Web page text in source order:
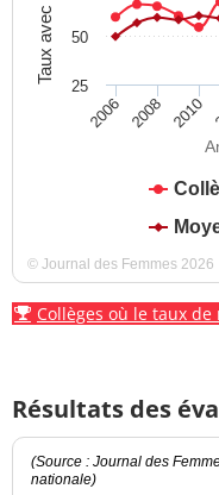
2006 2008 2010
25
50
© Journal des Femmes 2026
Collèges où le taux
Résultats des
(Source : Journal des
nationale)